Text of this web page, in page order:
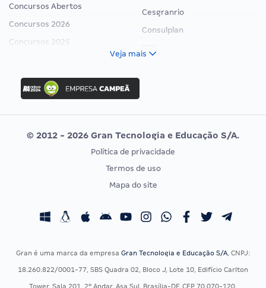
Concursos Abertos
Concursos 2026
Concursos 2025
Concurso Ibama
Concurso MPU
Editais publicados
Cesgranrio
Consulplan
Vunesp
CONCURSOS POR PROFISSÃO
Concursos Fiscais
Concursos Saúde
EXAME DE ORDEM
Calendário OAB
Veja mais
© 2012 - 2026 Gran Tecnologia e Educação S/A.
Política de privacidade
Termos de uso
Mapa do site
Gran é uma marca da empresa Gran Tecnologia e Educação S/A, CNPJ:
18.260.822/0001-77, SBS Quadra 02, Bloco J, Lote 10, Edifício Carlton
Tower, Sala 201, 2º Andar, Asa Sul, Brasília-DF, CEP 70.070-120.